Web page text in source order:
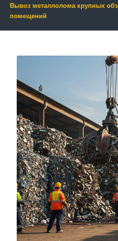
Вывоз металлолома крупных
помещений